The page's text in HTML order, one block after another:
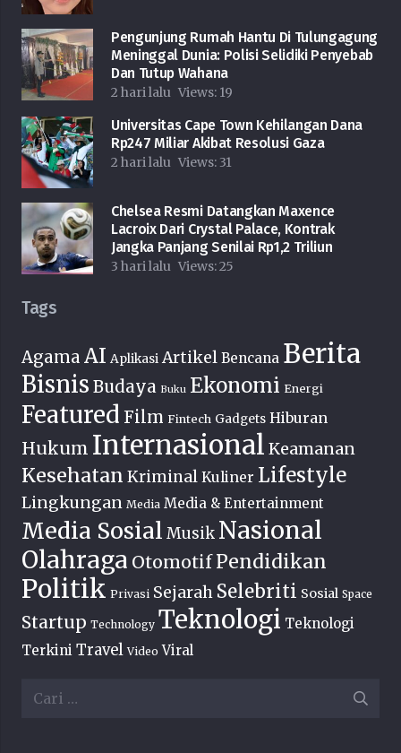
Pengunjung Rumah Hantu Di Tulungagung
Meninggal Dunia: Polisi Selidiki Penyebab
Dan Tutup Wahana
2 hari lalu Views: 19
Universitas Cape Town Kehilangan Dana
Rp247 Miliar Akibat Resolusi Gaza
2 hari lalu Views: 31
Chelsea Resmi Datangkan Maxence
Lacroix Dari Crystal Palace, Kontrak
Jangka Panjang Senilai Rp1,2 Triliun
3 hari lalu Views:25
Tags
Agama AI Aplikasi Artikel Bencana Berita
Bisnis Budaya Buku Ekonomi Energi
Featured Film Fintech Gadgets Hiburan
Hukum Internasional Keamanan
Kesehatan Kriminal Kuliner Lifestyle
Lingkungan Media Media & Entertainment
Media Sosial Musik Nasional
Olahraga Otomotif Pendidikan
Politik Privasi Sejarah Selebriti Sosial Space
Startup Technology Teknologi Teknologi
Terkini Travel Video Viral
Cari